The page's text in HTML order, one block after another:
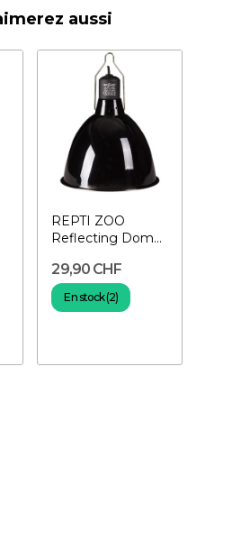
aussi
REPTI ZOO
Reflecting Dome
Ø21,5 cm-
Support...
29,90 CHF
En stock (2)